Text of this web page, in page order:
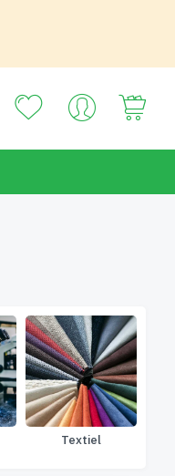
Textiel